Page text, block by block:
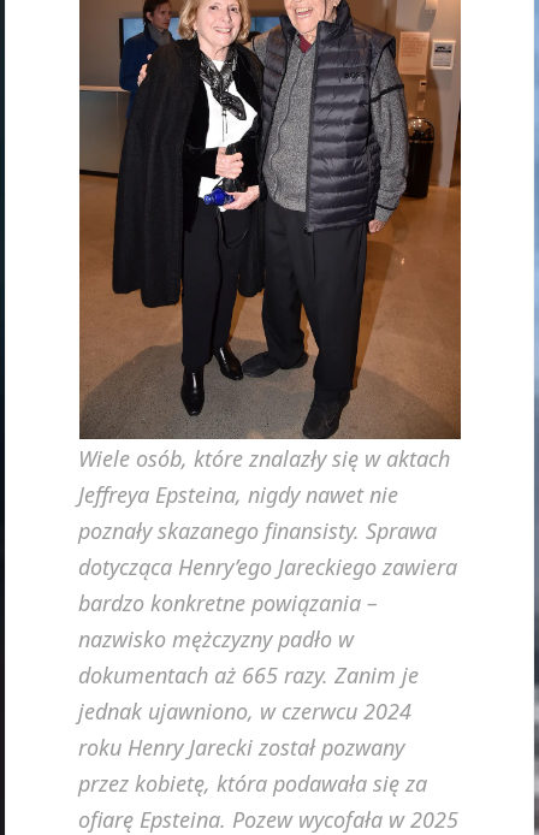
Wiele osób, które znalazły się w aktach
Jeffreya Epsteina, nigdy nawet nie
poznały skazanego finansisty. Sprawa
dotycząca Henry’ego Jareckiego zawiera
bardzo konkretne powiązania –
nazwisko mężczyzny padło w
dokumentach aż 665 razy. Zanim je
jednak ujawniono, w czerwcu 2024
roku Henry Jarecki został pozwany
przez kobietę, która podawała się za
ofiarę Epsteina. Pozew wycofała w 2025